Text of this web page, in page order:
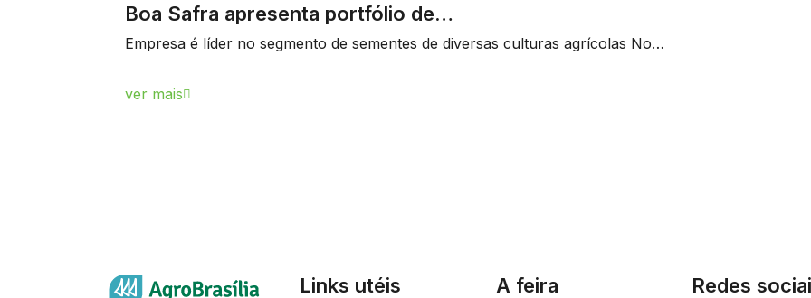
Boa Safra apresenta portfólio de…
Empresa é líder no segmento de sementes de diversas culturas agrícolas No…
ver mais
Links utéis A feira Redes